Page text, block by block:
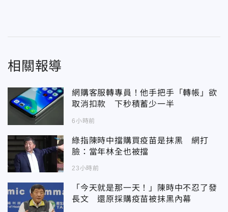
相關報導
網購客服轉專員！他手把手「轉帳」欲
取消扣款 下秒積蓄少一半
6小時前
綠指陳時中擋購買疫苗是抹黑 網打
臉：當年林全也被擋
23小時前
「今天就是那一天！」陳時中不忍了發
長文 還原採購疫苗被抹黑內幕